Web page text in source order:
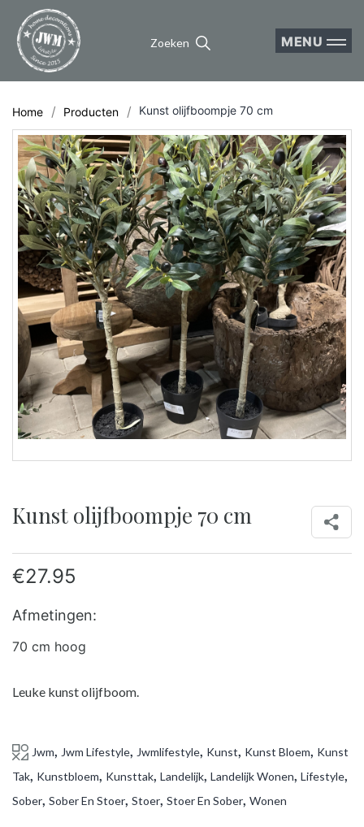
Zoeken MENU
Home Producten Kunst olijfboompje 70 cm
Kunst olijfboompje 70 cm
€27.95
Afmetingen:
70 cm hoog
Leuke kunst olijfboom.
Jwm, Jwm Lifestyle, Jwmlifestyle, Kunst, Kunst Bloem, Kunst
Tak, Kunstbloem, Kunsttak, Landelijk, Landelijk Wonen, Lifestyle,
Sober, Sober En Stoer, Stoer, Stoer En Sober, Wonen